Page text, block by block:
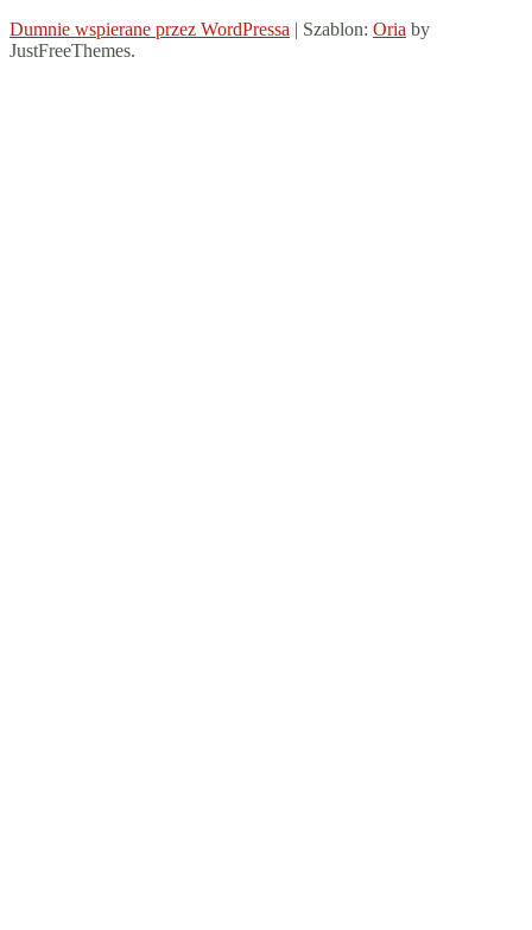
Dumnie wspierane przez WordPressa | Szablon: Oria by
JustFreeThemes.